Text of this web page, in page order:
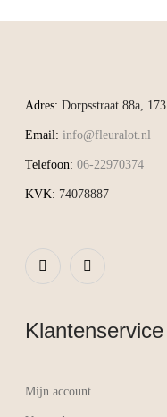
Adres: Dorpsstraat 88a,
Email: info@fleuralot.nl
Telefoon: 06-22970374
KVK: 74078887
Klantenservice
Mijn account